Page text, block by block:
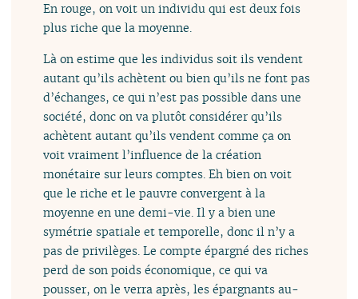
En rouge, on voit un individu qui est deux fois
plus riche que la moyenne.
Là on estime que les individus soit ils vendent
autant qu’ils achètent ou bien qu’ils ne font pas
d’échanges, ce qui n’est pas possible dans une
société, donc on va plutôt considérer qu’ils
achètent autant qu’ils vendent comme ça on
voit vraiment l’influence de la création
monétaire sur leurs comptes. Eh bien on voit
que le riche et le pauvre convergent à la
moyenne en une demi-vie. Il y a bien une
symétrie spatiale et temporelle, donc il n’y a
pas de privilèges. Le compte épargné des riches
perd de son poids économique, ce qui va
pousser, on le verra après, les épargnants au-